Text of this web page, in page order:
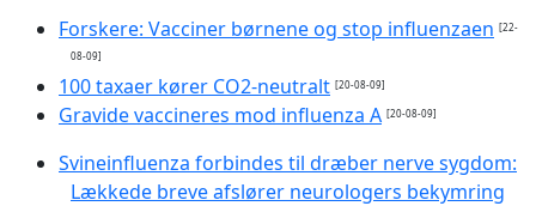
Forskere: Vacciner børnene og stop influenzaen [22-
08-09]
100 taxaer kører CO2-neutralt [20-08-09]
Gravide vaccineres mod influenza A [20-08-09]
Svineinfluenza forbindes til dræber nerve sygdom:
Lækkede breve afslører neurologers bekymring